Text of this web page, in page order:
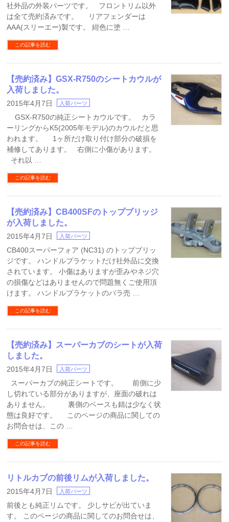
社外品の外装パーツです。 フロントリム以外
は全て売約済みです。 リアフェンダーは
AAA(スリーエー)製です。 紺色に塗 …
この記事を読む
【売約済み】GSX-R750のシートカウルが
入荷しました。
2015年4月7日 入荷パーツ
GSX-R750の純正シートカウルです。 カラ
ーリングからK5(2005年モデル)のカウルだと思
われます。 1ヶ所だけ取り付け部分の破損を
補修してあります。 右側に小傷があります。
それ以 …
この記事を読む
【売約済み】CB400SFのトップブリッジ
が入荷しました。
2015年4月7日 入荷パーツ
CB400スーパーフォア (NC31) のトップブリッ
ジです。 ハンドルブラケットだけ社外品に交換
されています。 小傷はありますが歪みやネジ穴
の損傷などはありませんので問題無くご使用頂
けます。 ハンドルブラケットのバラ売 …
この記事を読む
【売約済み】スーパーカブのシートが入荷
しました。
2015年4月7日 入荷パーツ
スーパーカブの純正シートです。 前側に少
し切れている部分がありますが、座面の破れは
ありません。 裏側のベースも錆は少なく状
態は良好です。 このページの商品に関しての
お問合せは、この …
この記事を読む
リトルカブの前後リムが入荷しました。
2015年4月7日 入荷パーツ
前後とも純正リムです。 少しサビが出ていま
す。 このページの商品に関してのお問合せは、